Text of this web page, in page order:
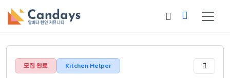
모집 완료 Kitchen Helper